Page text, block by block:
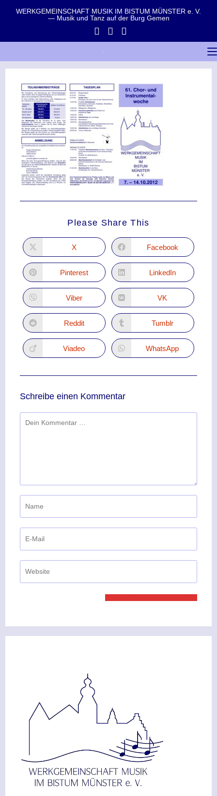
WERKGEMEINSCHAFT MUSIK IM BISTUM MÜNSTER e. V.
— Musik und Tanz auf der Burg Gemen
Please Share This
X Facebook
Pinterest LinkedIn
Viber VK
Reddit Tumblr
Viadeo WhatsApp
Schreibe einen Kommentar